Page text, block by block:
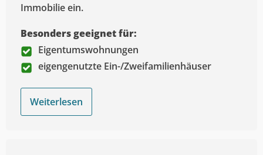
Immobilie ein.
Besonders geeignet für:
Eigentumswohnungen
eigengenutzte Ein-/Zweifamilienhäuser
Weiterlesen